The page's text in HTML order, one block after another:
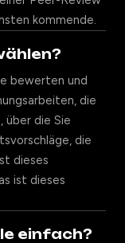
kommende.
bewerten und
die
über die Sie
die
dieses
ist dieses
einfach?